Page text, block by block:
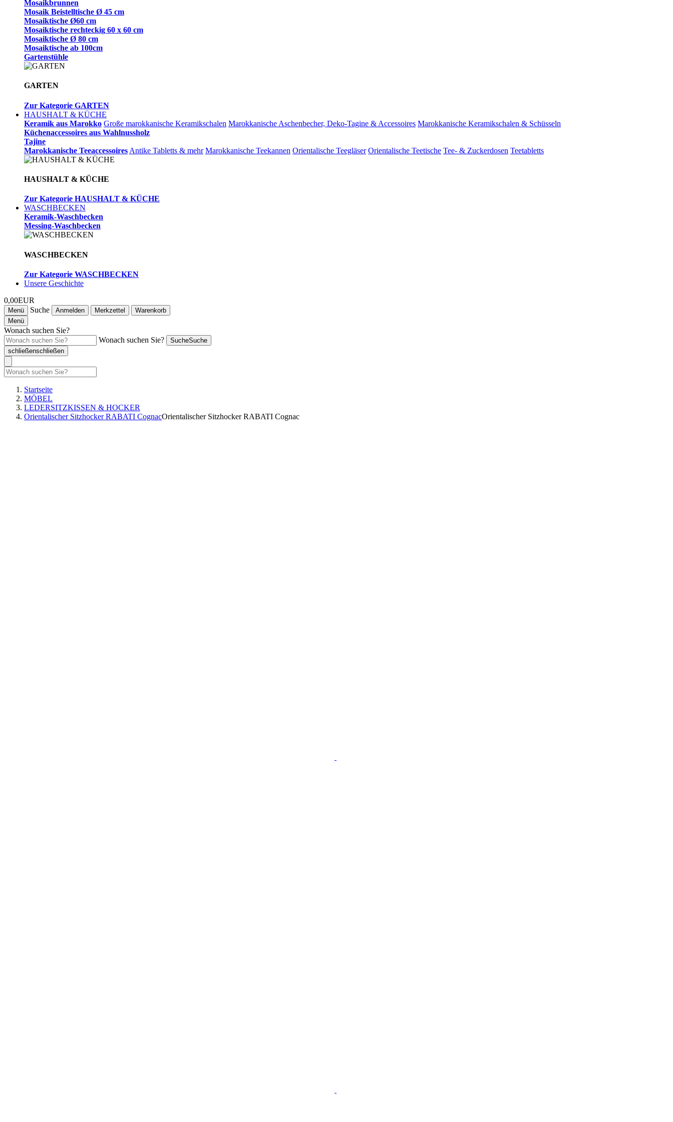
Mosaikbrunnen
Mosaik Beistelltische Ø 45 cm
Mosaiktische Ø60 cm
Mosaiktische rechteckig 60 x 60 cm
Mosaiktische Ø 80 cm
Mosaiktische ab 100cm
Gartenstühle
GARTEN
Zur Kategorie GARTEN
HAUSHALT & KÜCHE
Keramik aus Marokko Große marokkanische Keramikschalen Marokkanische Aschenbecher, Deko-Tagine & Accessoires Marokkanische Keramikschalen & Schüsseln
Küchenaccessoires aus Wahlnussholz
Tajine
Marokkanische Teeaccessoires Antike Tabletts & mehr Marokkanische Teekannen Orientalische Teegläser Orientalische Teetische Tee- & Zuckerdosen Teetabletts
HAUSHALT & KÜCHE
Zur Kategorie HAUSHALT & KÜCHE
WASCHBECKEN
Keramik-Waschbecken
Messing-Waschbecken
WASCHBECKEN
Zur Kategorie WASCHBECKEN
Unsere Geschichte
0,00EUR
Menü Suche Anmelden Merkzettel
Warenkorb
Menü
Wonach suchen Sie?
Wonach suchen Sie?
SucheSuche
schließenschließen
Startseite
MÖBEL
LEDERSITZKISSEN & HOCKER
Orientalischer Sitzhocker RABATI CognacOrientalischer Sitzhocker RABATI Cognac